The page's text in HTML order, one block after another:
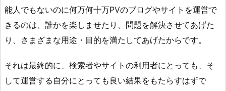
能人でもないのに何万何十万PVのブログやサイトを運営で
きるのは、誰かを楽しませたり、問題を解決させてあげた
り、さまざまな用途・目的を満たしてあげたからです。
それは最終的に、検索者やサイトの利用者にとっても、そ
して運営する自分にとっても良い結果をもたらすはずで